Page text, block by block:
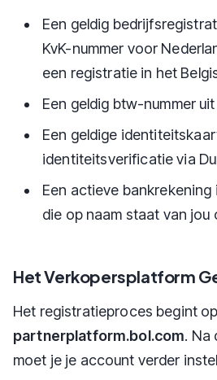
Een geldig
KvK-nummer voor
een registratie in het
Een geldig btw-nummer
Een geldige
identiteitsverificatie via
Een actieve bankrekening
die op naam staat van jou
Het Verkopersplatform
Het registratieproces begint op
partnerplatform.bol.com. Na
moet je je account verder